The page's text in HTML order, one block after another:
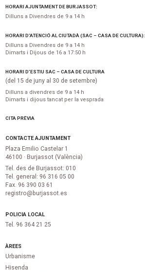
HORARI AJUNTAMENT DE BURJASSOT:
Dilluns a Divendres de 9 a 14 h
HORARI D’ATENCIÓ AL CIUTADÀ (SAC – CASA DE CULTURA):
Dilluns a Divendres de 9 a 14 h
Dimarts i Dijous de 16 a 17:50 h
HORARI D’ESTIU SAC – CASA DE CULTURA
(del 15 de juny al 30 de setembre)
Dilluns a divendres de 9 a 14 h
Dimarts i dijous tancat per la vesprada
CITA PRÈVIA
CONTACTE AJUNTAMENT
Plaza Emilio Castelar 1
46100 · Burjassot (València)
Tel. des de Burjassot: 010
Tel. general: 96 316 05 00
Fax. 96 390 03 61
registro@burjassot.es
POLICIA LOCAL
Tel. 96 364 21 25
ÀREES
Urbanisme
Hisenda